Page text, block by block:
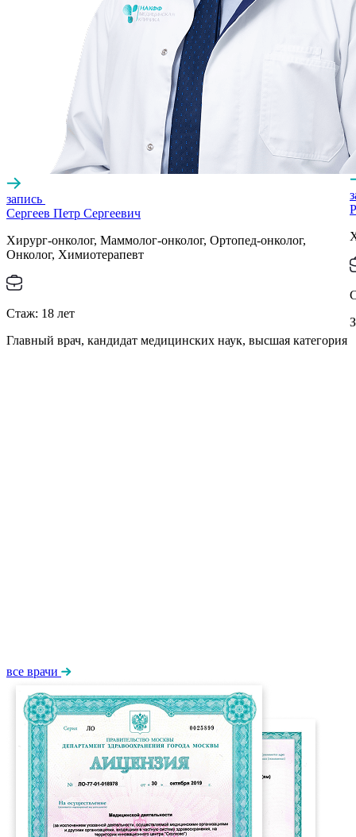
запись
Сергеев Петр Сергеевич
Хирург-онколог, Маммолог-онколог, Ортопед-онколог,
Онколог, Химиотерапевт
Стаж: 18 лет
Главный врач, кандидат медицинских наук, высшая категория
все врачи